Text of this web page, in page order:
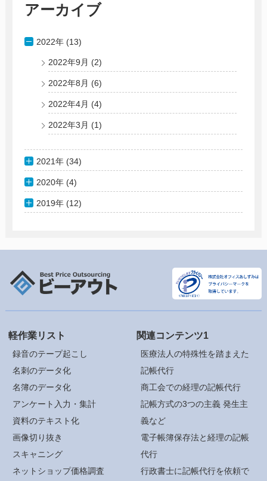
アーカイブ
2022年 (13)
2022年9月 (2)
2022年8月 (6)
2022年4月 (4)
2022年3月 (1)
2021年 (34)
2020年 (4)
2019年 (12)
軽作業リスト
録音のテープ起こし
名刺のデータ化
名簿のデータ化
アンケート入力・集計
資料のテキスト化
画像切り抜き
スキャニング
ネットショップ価格調査
関連コンテンツ1
医療法人の特殊性を踏まえた
記帳代行
商工会での経理の記帳代行
記帳方式の3つの主義 発生主
義など
電子帳簿保存法と経理の記帳
代行
行政書士に記帳代行を依頼で